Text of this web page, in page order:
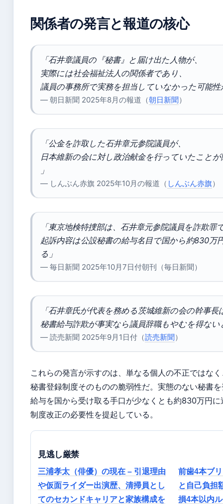
関係者の発言と報道の核心
「石井章議員の『秘書』と届け出た人物が、
実際には社会福祉法人の関係者であり、
議員の事務所で実務を担当していなかった可能
— 朝日新聞 2025年8月の報道（朝日新聞）
「公金を詐取した石井章元参院議員が、
日本維新の会に対し政治献金を行っていたこと
」
— しんぶん赤旗 2025年10月の報道（ しんぶん赤旗）
「東京地検特捜部は、石井章元参院議員を詐欺罪
起訴内容は公設秘書の給与名目で国から約830万
る」
— 毎日新聞 2025年10月7日付朝刊（毎日新聞）
「石井章氏が代表を務める茨城維新の会の幹事長
秘書給与詐欺が事実なら議員辞職もやむを得ない
— 読売新聞 2025年9月1日付（読売新聞）
これらの発言が示すのは、単なる個人の不正ではな
秘書登録制度そのものの脆弱性だ。実態のない秘書
給与を国から受け取る手口が少なくとも約830万円
制度改正の必要性を提起している。
見逃し厳禁
三浦孝太（俳優）の現在 – 引退理由
や仮面ライダー出演歴、清掃員とし
てのセカンドキャリアと家族構成を
前歯4本ブ
と自己負担
損4本以内